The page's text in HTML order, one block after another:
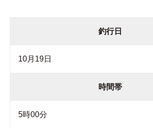
釣行日
10月19日
時間帯
5時00分